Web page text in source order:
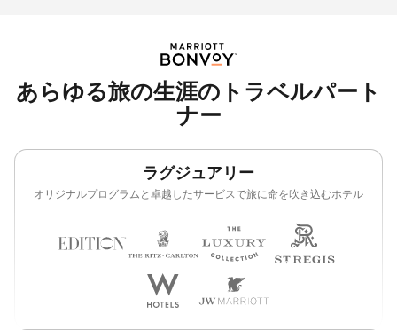
あらゆる旅の生涯のトラベルパート
ナー
ラグジュアリー
オリジナルプログラムと卓越したサービスで旅に命を吹き込むホテル